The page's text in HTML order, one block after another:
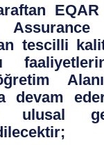
EQAR
Assurance
tescilli
devam
ulusal